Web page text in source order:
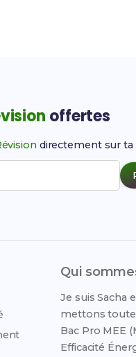
offertes
directement sur ta
Qui
Je suis Sacha
mettons toute
Bac Pro MEE
Efficacité